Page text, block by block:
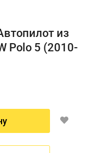
из
Polo 5 (2010-